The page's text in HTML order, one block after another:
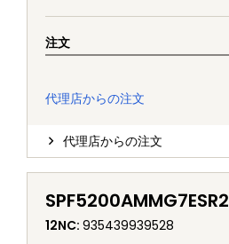
注文
代理店からの注文
代理店からの注文
SPF5200AMMG7ESR2
12NC: 935439939528